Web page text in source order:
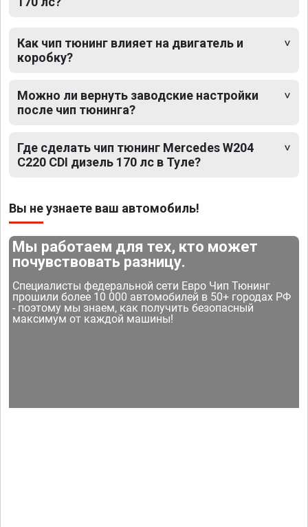
Как чип тюнинг влияет на двигатель и
коробку?
Можно ли вернуть заводские настройки
после чип тюнинга?
Где сделать чип тюнинг Mercedes W204
C220 CDI дизель 170 лс в Туле?
Вы не узнаете ваш автомобиль!
Мы работаем для тех, кто может
почувствовать разницу.
Специалисты федеральной сети Евро Чип Тюнинг
прошили более 10 000 автомобилей в 50+ городах РФ
- поэтому мы знаем, как получить безопасный
максимум от каждой машины!